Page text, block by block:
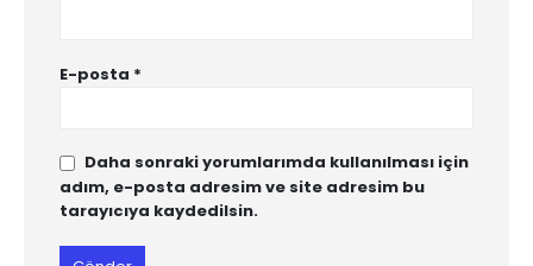
E-posta *
Daha sonraki yorumlarımda kullanılması için
adım, e-posta adresim ve site adresim bu
tarayıcıya kaydedilsin.